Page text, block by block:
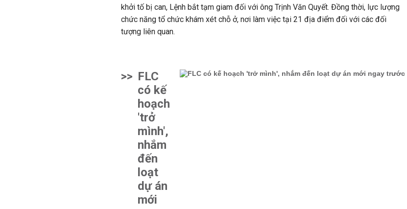
khởi tố bị can, Lệnh bắt tạm giam đối với ông Trịnh Văn Quyết. Đồng thời, lực lượng
chức năng tổ chức khám xét chỗ ở, nơi làm việc tại 21 địa điểm đối với các đối
tượng liên quan.
>> FLC
có kế
hoạch
'trở
mình',
nhắm
đến
loạt
dự án
mới